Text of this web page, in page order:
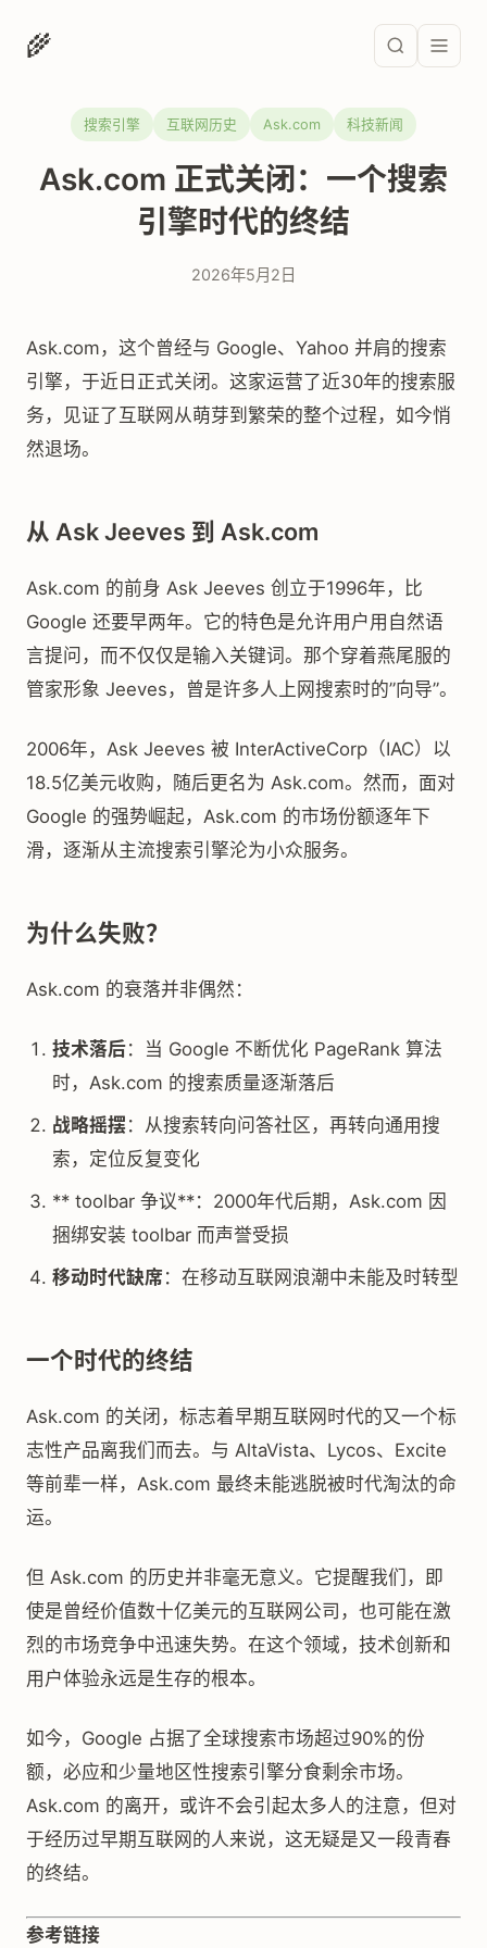
🌾
搜索引擎 互联网历史 Ask.com 科技新闻
Ask.com 正式关闭：一个搜索
引擎时代的终结
2026年5月2日
Ask.com，这个曾经与 Google、Yahoo 并肩的搜索
引擎，于近日正式关闭。这家运营了近30年的搜索服
务，见证了互联网从萌芽到繁荣的整个过程，如今悄
然退场。
从 Ask Jeeves 到 Ask.com
Ask.com 的前身 Ask Jeeves 创立于1996年，比
Google 还要早两年。它的特色是允许用户用自然语
言提问，而不仅仅是输入关键词。那个穿着燕尾服的
管家形象 Jeeves，曾是许多人上网搜索时的”向导”。
2006年，Ask Jeeves 被 InterActiveCorp（IAC）以
18.5亿美元收购，随后更名为 Ask.com。然而，面对
Google 的强势崛起，Ask.com 的市场份额逐年下
滑，逐渐从主流搜索引擎沦为小众服务。
为什么失败？
Ask.com 的衰落并非偶然：
技术落后：当 Google 不断优化 PageRank 算法
时，Ask.com 的搜索质量逐渐落后
战略摇摆：从搜索转向问答社区，再转向通用搜
索，定位反复变化
** toolbar 争议**：2000年代后期，Ask.com 因
捆绑安装 toolbar 而声誉受损
移动时代缺席 ：在移动互联网浪潮中未能及时转型
一个时代的终结
Ask.com 的关闭，标志着早期互联网时代的又一个标
志性产品离我们而去。与 AltaVista、Lycos、Excite
等前辈一样，Ask.com 最终未能逃脱被时代淘汰的命
运。
但 Ask.com 的历史并非毫无意义。它提醒我们，即
使是曾经价值数十亿美元的互联网公司，也可能在激
烈的市场竞争中迅速失势。在这个领域，技术创新和
用户体验永远是生存的根本。
如今，Google 占据了全球搜索市场超过90%的份
额，必应和少量地区性搜索引擎分食剩余市场。
Ask.com 的离开，或许不会引起太多人的注意，但对
于经历过早期互联网的人来说，这无疑是又一段青春
的终结。
参考链接